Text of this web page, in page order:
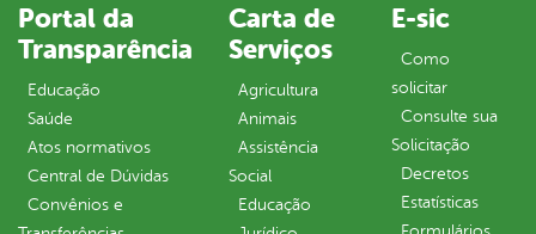
Portal da
Transparência
Educação
Saúde
Atos normativos
Central de Dúvidas
Convênios e
Carta de
Serviços
Agricultura
Animais
Assistência
Social
Educação
E-sic
Como
solicitar
Consulte sua
Solicitação
Decretos
Estatísticas